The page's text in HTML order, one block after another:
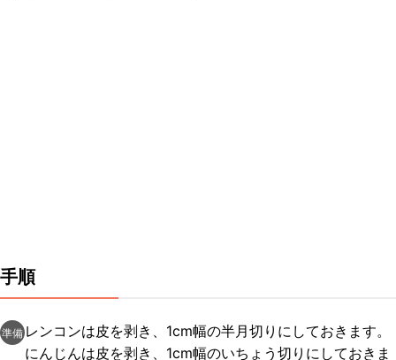
手順
準備 レンコンは皮を剥き、1cm幅の半月切りにしておきます。
にんじんは皮を剥き、1cm幅のいちょう切りにしておきま